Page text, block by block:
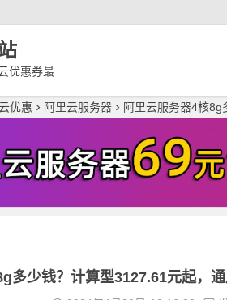
优惠券最
优惠 阿里云服务器 阿里云服务器4核
多少钱？计算型3127.61元起，